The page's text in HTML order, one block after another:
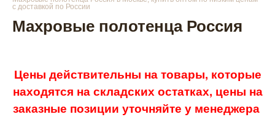
с доставкой по России
Махровые полотенца Россия
Цены действительны на товары, которые
находятся на складских остатках, цены на
заказные позиции уточняйте у менеджера